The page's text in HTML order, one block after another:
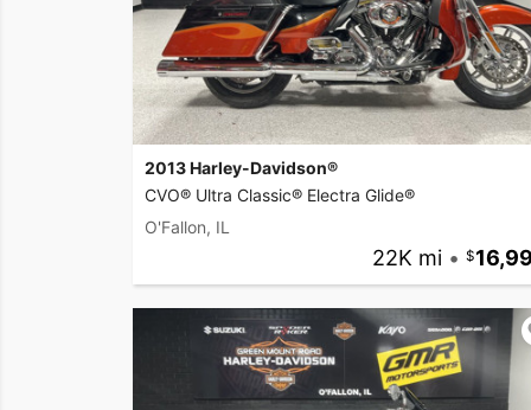
2013 Harley-Davidson®
CVO® Ultra Classic® Electra Glide®
O'Fallon, IL
22K mi •